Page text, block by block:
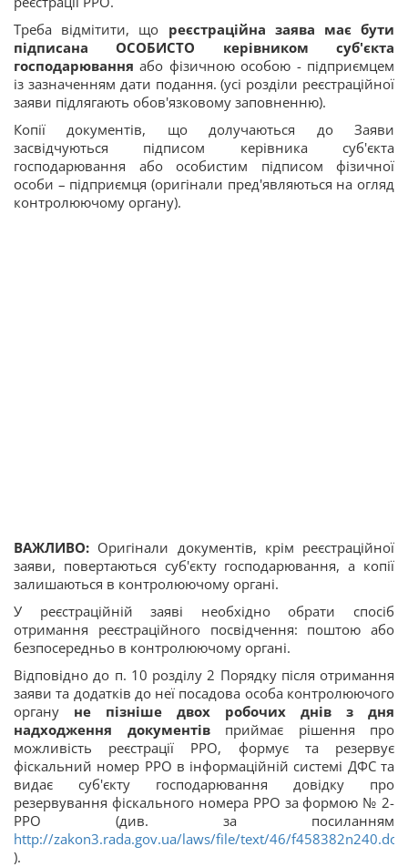
Треба відмітити, що реєстраційна заява має бути
підписана ОСОБИСТО керівником суб'єкта
господарювання або фізичною особою - підприємцем
із зазначенням дати подання. (усі розділи реєстраційної
заяви підлягають обов'язковому заповненню).
Копії документів, що долучаються до Заяви
засвідчуються підписом керівника суб'єкта
господарювання або особистим підписом фізичної
особи – підприємця (оригінали пред'являються на огляд
контролюючому органу).
ВАЖЛИВО: Оригінали документів, крім реєстраційної
заяви, повертаються суб'єкту господарювання, а копії
залишаються в контролюючому органі.
У реєстраційній заяві необхідно обрати спосіб
отримання реєстраційного посвідчення: поштою або
безпосередньо в контролюючому органі.
Відповідно до п. 10 розділу 2 Порядку після отримання
заяви та додатків до неї посадова особа контролюючого
органу не пізніше двох робочих днів з дня
надходження документівприймає рішення про
можливість реєстрації РРО, формує та резервує
фіскальний номер РРО в інформаційній системі ДФС та
видає суб'єкту господарювання довідку про
резервування фіскального номера РРО за формою № 2-
РРО (див. за посиланням
http://zakon3.rada.gov.ua/laws/file/text/46/f458382n240.doc
).